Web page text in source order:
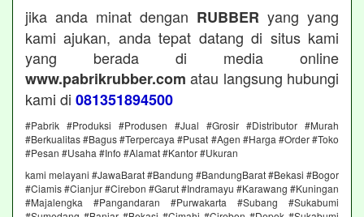
jika anda minat dengan RUBBER yang yang
kami ajukan, anda tepat datang di situs kami
yang berada di media online
www.pabrikrubber.com atau langsung hubungi
kami di 081351894500
#Pabrik #Produksi #Produsen #Jual #Grosir #Distributor #Murah
#Berkualitas #Bagus #Terpercaya #Pusat #Agen #Harga #Order #Toko
#Pesan #Usaha #Info #Alamat #Kantor #Ukuran
kami melayani #JawaBarat #Bandung #BandungBarat #Bekasi #Bogor
#Ciamis #Cianjur #Cirebon #Garut #Indramayu #Karawang #Kuningan
#Majalengka #Pangandaran #Purwakarta #Subang #Sukabumi